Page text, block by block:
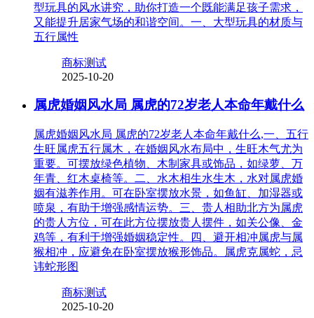
型玩具的风水讲究，助你打造一个既能满足孩子需求，
又能提升居家气场的和谐空间。一、大型玩具的材质与
五行属性
商标测试
2025-10-20
属虎婚姻风水局 属虎的72岁老人本命年戴什么
属虎婚姻风水局 属虎的72岁老人本命年戴什么,一、五行
生旺属虎五行属木，在婚姻风水布局中，生旺木气尤为
重要。可摆放绿色植物、木制家具或饰品，如绿萝、万
年青、红木桌椅等。二、水木相生水生木，水对属虎婚
姻有滋养作用。可在卧室摆放水景，如鱼缸、加湿器或
喷泉，有助于增强感情运势。三、贵人相助北方为属虎
的贵人方位，可在此方位摆放贵人摆件，如关公像、金
鸡等，有利于增强婚姻稳定性。四、避开相冲属虎与属
猴相冲，应避免在卧室摆放猴形饰品。属虎克属蛇，忌
讳蛇形图
商标测试
2025-10-20